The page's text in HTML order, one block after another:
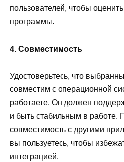
пользователей, чтобы
программы.
4. Совместимость
Удостоверьтесь, что
совместим с операционной
работаете. Он должен
и быть стабильным в работе.
совместимость с другими
вы пользуетесь, чтобы
интеграцией.